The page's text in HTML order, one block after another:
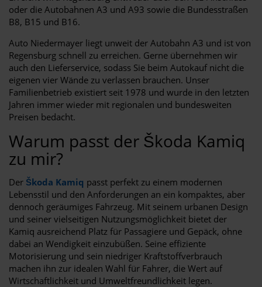
oder die Autobahnen A3 und A93 sowie die Bundesstraßen
B8, B15 und B16.
Auto Niedermayer liegt unweit der Autobahn A3 und ist von
Regensburg schnell zu erreichen. Gerne übernehmen wir
auch den Lieferservice, sodass Sie beim Autokauf nicht die
eigenen vier Wände zu verlassen brauchen. Unser
Familienbetrieb existiert seit 1978 und wurde in den letzten
Jahren immer wieder mit regionalen und bundesweiten
Preisen bedacht.
Warum passt der Škoda Kamiq
zu mir?
Der Škoda Kamiq passt perfekt zu einem modernen
Lebensstil und den Anforderungen an ein kompaktes, aber
dennoch geräumiges Fahrzeug. Mit seinem urbanen Design
und seiner vielseitigen Nutzungsmöglichkeit bietet der
Kamiq ausreichend Platz für Passagiere und Gepäck, ohne
dabei an Wendigkeit einzubüßen. Seine effiziente
Motorisierung und sein niedriger Kraftstoffverbrauch
machen ihn zur idealen Wahl für Fahrer, die Wert auf
Wirtschaftlichkeit und Umweltfreundlichkeit legen.